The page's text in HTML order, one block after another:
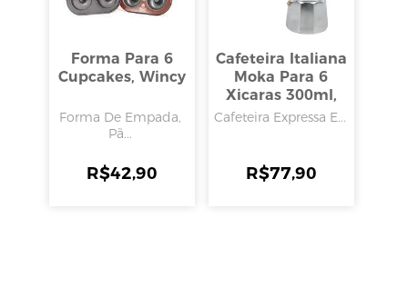
Forma Para 6
Cupcakes, Wincy
Forma De Empada,
Pã...
R$42,90
Cafeteira Italiana
Moka Para 6
Xicaras 300ml,
Wellmix
Cafeteira Expressa E...
R$77,90